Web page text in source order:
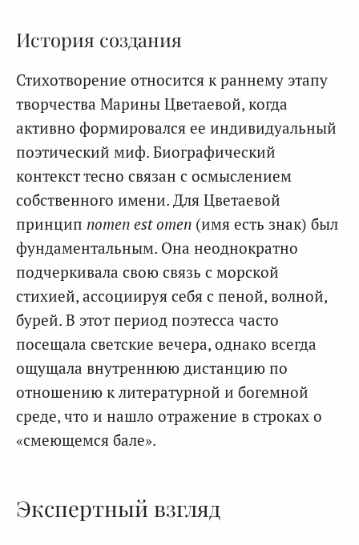
История создания
Стихотворение относится к раннему этапу
творчества Марины Цветаевой, когда
активно формировался ее индивидуальный
поэтический миф. Биографический
контекст тесно связан с осмыслением
собственного имени. Для Цветаевой
принцип nomen est omen (имя есть знак) был
фундаментальным. Она неоднократно
подчеркивала свою связь с морской
стихией, ассоциируя себя с пеной, волной,
бурей. В этот период поэтесса часто
посещала светские вечера, однако всегда
ощущала внутреннюю дистанцию по
отношению к литературной и богемной
среде, что и нашло отражение в строках о
«смеющемся бале».
Экспертный взгляд